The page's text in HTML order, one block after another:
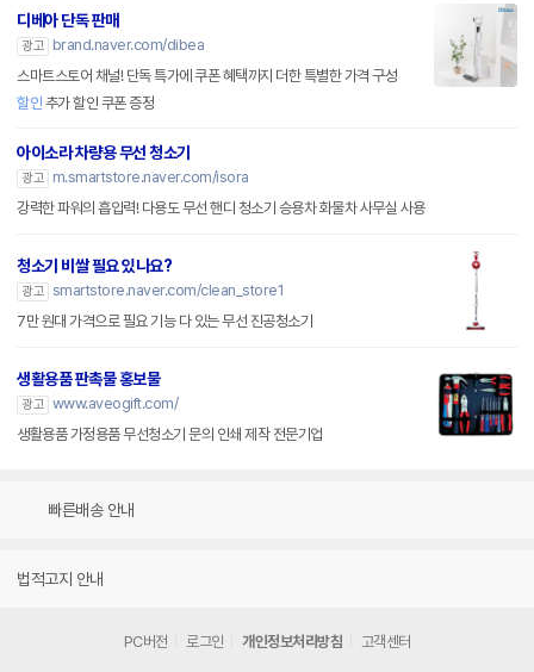
디베아 단독 판매
광고
brand.naver.com/dibea
스마트스토어 채널! 단독 특가에 쿠폰 혜택까지 더한 특별한 가격 구성
할인 추가 할인 쿠폰 증정
아이소라 차량용 무선 청소기
광고
m.smartstore.naver.com/isora
강력한 파워의 흡입력! 다용도 무선 핸디 청소기 승용차 화물차 사무실 사용
청소기 비쌀 필요 있나요?
광고 smartstore.naver.com/clean_store1
7만 원대 가격으로 필요 기능 다 있는 무선 진공청소기
생활용품 판촉물 홍보물
광고 www.aveogift.com/
생활용품 가정용품 무선청소기 문의 인쇄 제작 전문기업
빠른배송 안내
법적고지 안내
PC버전 로그인 개인정보처리방침 고객센터